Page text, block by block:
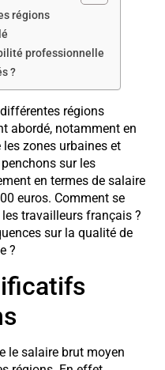
régions
professionnelle
?
régions
abordé, notamment en
les zones urbaines et
sur les
en termes de salaire
euros. Comment se
travailleurs français ?
sur la qualité de
?
le salaire brut moyen